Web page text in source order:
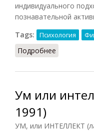
индивидуального
познавательной
Tags:
Психология
Подробнее
Ум или
1991)
УМ, или ИНТЕЛЛЕКТ